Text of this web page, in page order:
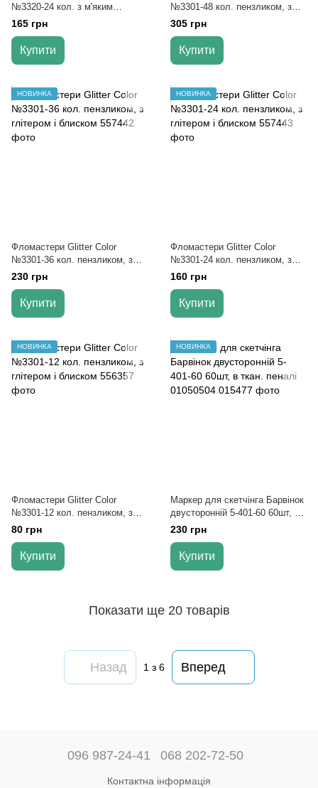
№3320-24 кол. з м'яким
пензликом
165 грн
Купити
№3301-48 кол. пензликом, з
глітером і блиском
305 грн
Купити
НОВИНКА
Фломастери Glitter Color
№3301-36 кол. пензликом, з
глітером і блиском
230 грн
Купити
НОВИНКА
Фломастери Glitter Color
№3301-24 кол. пензликом, з
глітером і блиском
160 грн
Купити
НОВИНКА
Фломастери Glitter Color
№3301-12 кол. пензликом, з
глітером і блиском
80 грн
Купити
НОВИНКА
Маркер для скетчінга Барвінок
двусторонній 5-401-60 60шт, в
ткан. пеналі 01050504
230 грн
Купити
Показати ще 20 товарів
Назад 1 з 6 Вперед
096 987-24-41 068 202-72-50
Контактна інформація